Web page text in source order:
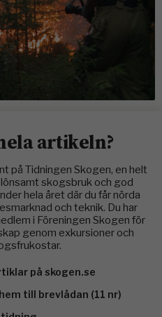
artikeln?
på Tidningen Skogen, en helt
skogsbruk och god
hela året där du får nörda
och teknik. Du har
i Föreningen Skogen för
genom exkursioner och
på skogen.se
till brevlådan (11 nr)